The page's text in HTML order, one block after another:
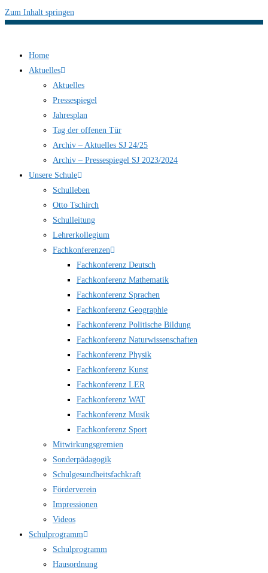
Zum Inhalt springen
Home
Aktuelles
Aktuelles
Pressespiegel
Jahresplan
Tag der offenen Tür
Archiv – Aktuelles SJ 24/25
Archiv – Pressespiegel SJ 2023/2024
Unsere Schule
Schulleben
Otto Tschirch
Schulleitung
Lehrerkollegium
Fachkonferenzen
Fachkonferenz Deutsch
Fachkonferenz Mathematik
Fachkonferenz Sprachen
Fachkonferenz Geographie
Fachkonferenz Politische Bildung
Fachkonferenz Naturwissenschaften
Fachkonferenz Physik
Fachkonferenz Kunst
Fachkonferenz LER
Fachkonferenz WAT
Fachkonferenz Musik
Fachkonferenz Sport
Mitwirkungsgremien
Sonderpädagogik
Schulgesundheitsfachkraft
Förderverein
Impressionen
Videos
Schulprogramm
Schulprogramm
Hausordnung